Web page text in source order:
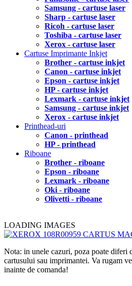
Samsung - cartuse laser
Sharp - cartuse laser
Ricoh - cartuse laser
Toshiba - cartuse laser
Xerox - cartuse laser
Cartuse Imprimante Inkjet
Brother - cartuse inkjet
Canon - cartuse inkjet
Epson - cartuse inkjet
HP - cartuse inkjet
Lexmark - cartuse inkjet
Samsung - cartuse inkjet
Xerox - cartuse inkjet
Printhead-uri
Canon - printhead
HP - printhead
Riboane
Brother - riboane
Epson - riboane
Lexmark - riboane
Oki - riboane
Olivetti - riboane
LOADING IMAGES
Nota: in unele cazuri, poza poate diferi
cartusului sau imprimantei. Va rugam
inainte de comanda!